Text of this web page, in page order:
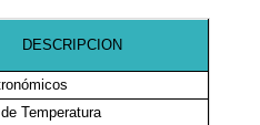
DESCRIPCION
Temperatura